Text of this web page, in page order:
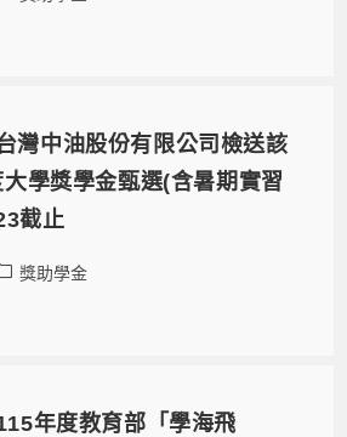
灣中油股份有限公司檢送該
學獎學金甄選(含暑期實習
截止
獎助學金
年度教育部「學海飛